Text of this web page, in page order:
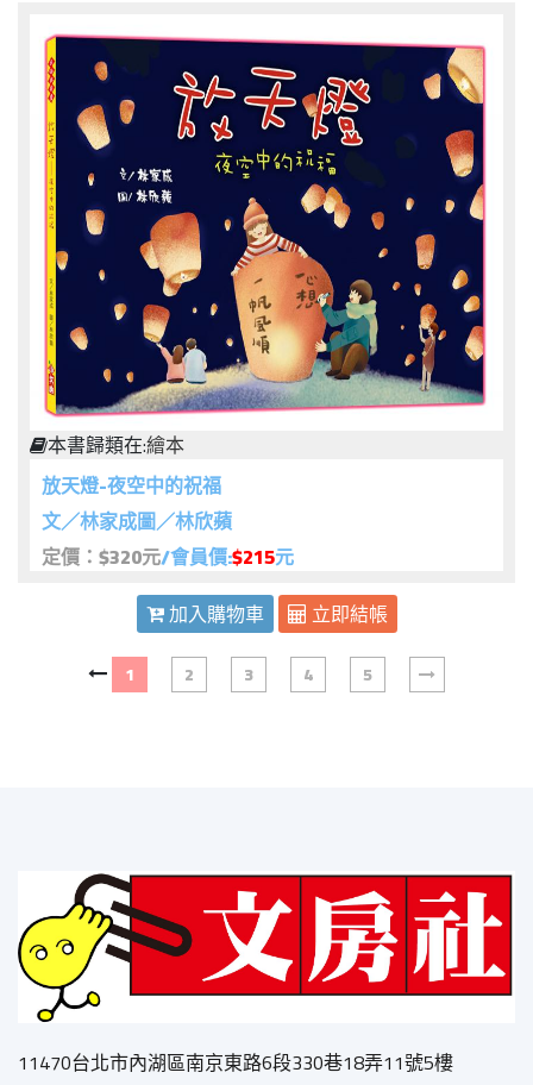
本書歸類在:繪本
放天燈-夜空中的祝福
文／林家成圖／林欣蘋
定價：$320元/會員價:$215元
加入購物車
立即結帳
1 2 3 4 5
11470台北市內湖區南京東路6段330巷18弄11號5樓